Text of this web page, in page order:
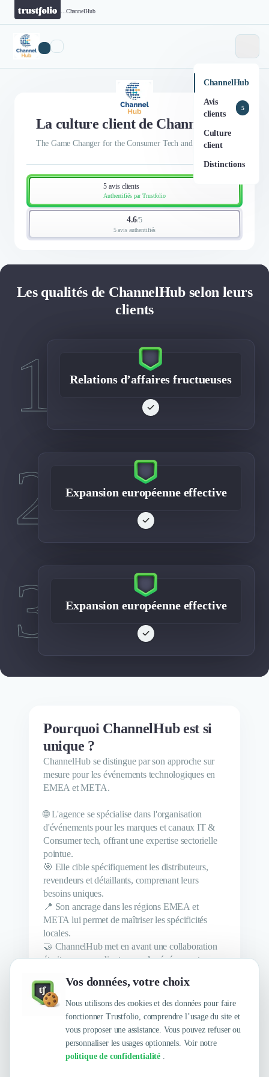
Vos données, votre choix
Nous utilisons des cookies et des données pour faire
fonctionner Trustfolio, comprendre l’usage du site et
vous proposer une assistance. Vous pouvez refuser ou
personnaliser les usages optionnels. Voir notre
politique de confidentialité .
ChannelHub
ChannelHub
Avis
clients
5
Culture
client
Distinctions
La culture client de ChannelHub
The Game Changer for the Consumer Tech and IT channels
5 avis clients
Authentifiés par Trustfolio
4.6/5
5 avis authentifiés
Les qualités de ChannelHub selon leurs
clients
1 Relations d’affaires fructueuses
2 Expansion européenne effective
3 Expansion européenne effective
Pourquoi ChannelHub est si
unique ?
ChannelHub se distingue par son approche sur
mesure pour les événements technologiques en
EMEA et META.
🌐 L'agence se spécialise dans l'organisation
d'événements pour les marques et canaux IT &
Consumer tech, offrant une expertise sectorielle
pointue.
🎯 Elle cible spécifiquement les distributeurs,
revendeurs et détaillants, comprenant leurs
besoins uniques.
📍 Son ancrage dans les régions EMEA et
META lui permet de maîtriser les spécificités
locales.
🤝 ChannelHub met en avant une collaboration
étroite avec ses clients pour des événements sur
🎉 L'agence propose une variété de formats
d'événements, adaptés aux objectifs de chaque
marque.